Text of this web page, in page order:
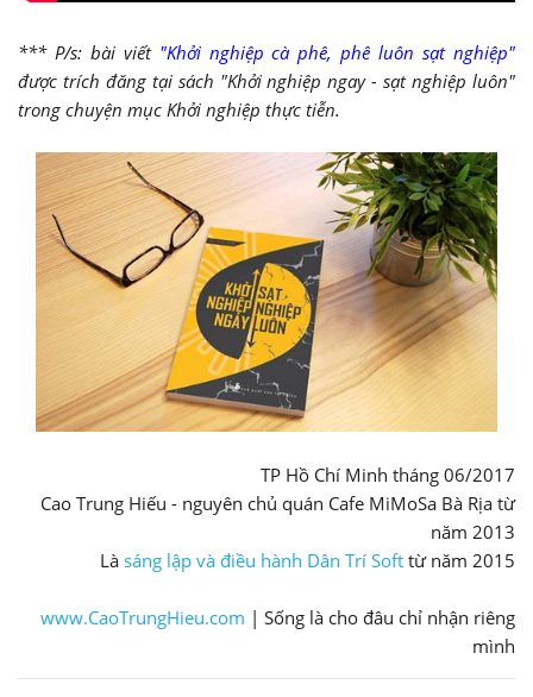
*** P/s: bài viết "Khởi nghiệp cà phê, phê luôn sạt nghiệp"
được trích đăng tại sách "Khởi nghiệp ngay - sạt nghiệp luôn"
trong chuyện mục Khởi nghiệp thực tiễn.
TP Hồ Chí Minh tháng 06/2017
Cao Trung Hiếu - nguyên chủ quán Cafe MiMoSa Bà Rịa từ
năm 2013
Là sáng lập và điều hành Dân Trí Soft từ năm 2015
www.CaoTrungHieu.com | Sống là cho đâu chỉ nhận riêng
mình